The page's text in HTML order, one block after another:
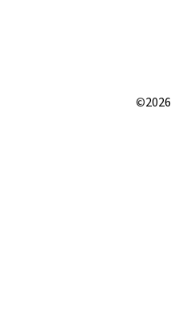
©2026